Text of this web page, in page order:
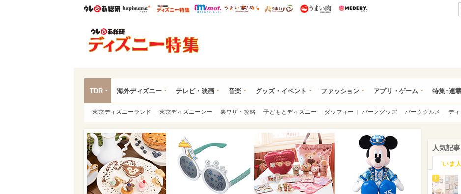
ウレぴあ総研ハピママ* ウレぴあ総研 ディズニー特集
mimot. うまいめし うまいパン うまい肉
TDR 海外ディズニー テレビ・映画 音楽 グッズ・イベント ファッション アプリ・ゲーム 特集･連
東京ディズニーランド 東京ディズニーシー 裏ワザ・攻略 子どもとディズニー ダッフィー パークグッズ パークグルメ デ
人気記
いま
1